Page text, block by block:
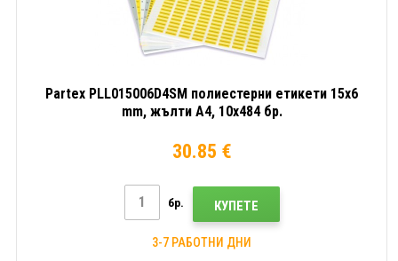
Partex PLL015006D4SM полиестерни етикети 15x6
mm, жълти A4, 10x484 бр.
30.85 €
бр. КУПЕТЕ
3-7 РАБОТНИ ДНИ